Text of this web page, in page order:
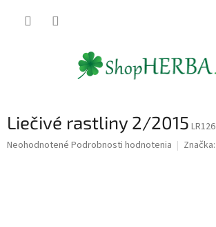
Liečivé rastliny 2/2015 LR126
Priemerné
Neohodnotené Podrobnosti hodnotenia Značka: